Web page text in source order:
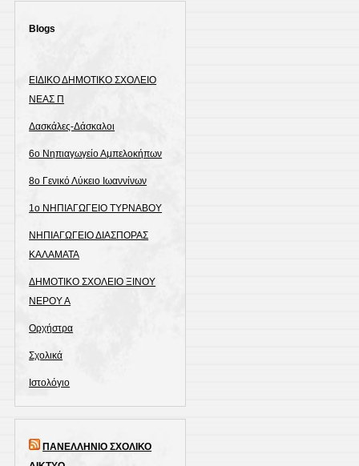
Blogs
ΕΙΔΙΚΟ ΔΗΜΟΤΙΚΟ ΣΧΟΛΕΙΟ
ΝΕΑΣ Π
Δασκάλες-Δάσκαλοι
6ο Νηπιαγωγείο Αμπελοκήπων
8o Γενικό Λύκειο Ιωαννίνων
1ο ΝΗΠΙΑΓΩΓΕΙΟ ΤΥΡΝΑΒΟΥ
ΝΗΠΙΑΓΩΓΕΙΟ ΔΙΑΣΠΟΡΑΣ
ΚΑΛΑΜΑΤΑ
ΔΗΜΟΤΙΚΟ ΣΧΟΛΕΙΟ ΞΙΝΟΥ
ΝΕΡΟΥ Α
Ορχήστρα
Σχολικά
Ιστολόγιο
ΠΑΝΕΛΛΗΝΙΟ ΣΧΟΛΙΚΟ